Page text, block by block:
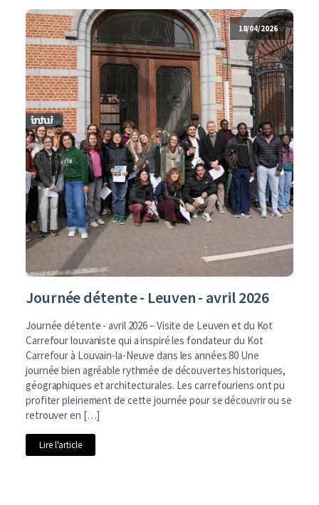
18/04/2026
Journée détente - Leuven - avril 2026
Journée détente - avril 2026 – Visite de Leuven et du Kot
Carrefour louvaniste qui a inspiré les fondateur du Kot
Carrefour à Louvain-la-Neuve dans les années 80 Une
journée bien agréable rythmée de découvertes historiques,
géographiques et architecturales. Les carrefouriens ont pu
profiter pleinement de cette journée pour se découvrir ou se
retrouver en […]
Lire l'article